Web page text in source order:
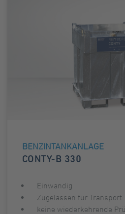
BENZINTANKANLAGE
CONTY-B 330
Einwandig
Zugelassen für Transport
keine wiederkehrende